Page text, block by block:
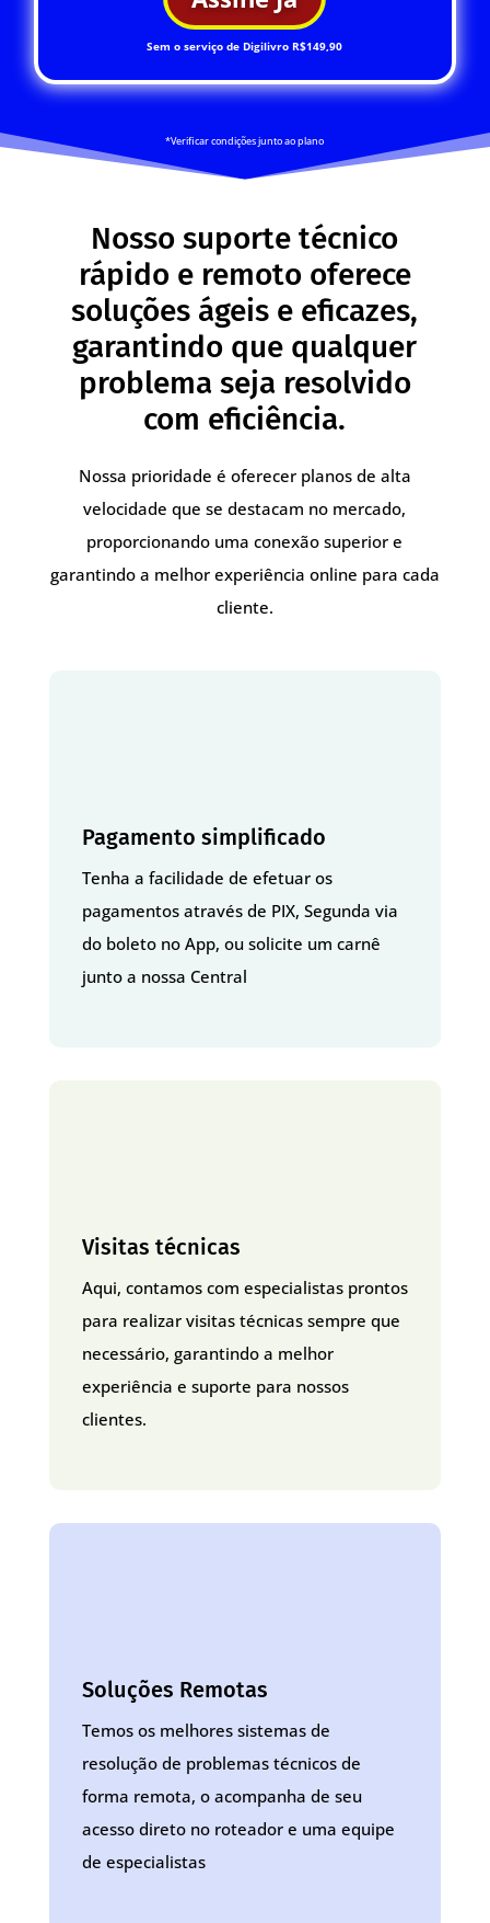
Sem o serviço de Digilivro R$149,90
*Verificar condições junto ao plano
Nosso suporte técnico
rápido e remoto oferece
soluções ágeis e eficazes,
garantindo que qualquer
problema seja resolvido
com eficiência.
Nossa prioridade é oferecer planos de alta
velocidade que se destacam no mercado,
proporcionando uma conexão superior e
garantindo a melhor experiência online para cada
cliente.
Pagamento simplificado
Tenha a facilidade de efetuar os
pagamentos através de PIX, Segunda via
do boleto no App, ou solicite um carnê
junto a nossa Central
Visitas técnicas
Aqui, contamos com especialistas prontos
para realizar visitas técnicas sempre que
necessário, garantindo a melhor
experiência e suporte para nossos
clientes.
Soluções Remotas
Temos os melhores sistemas de
resolução de problemas técnicos de
forma remota, o acompanha de seu
acesso direto no roteador e uma equipe
de especialistas